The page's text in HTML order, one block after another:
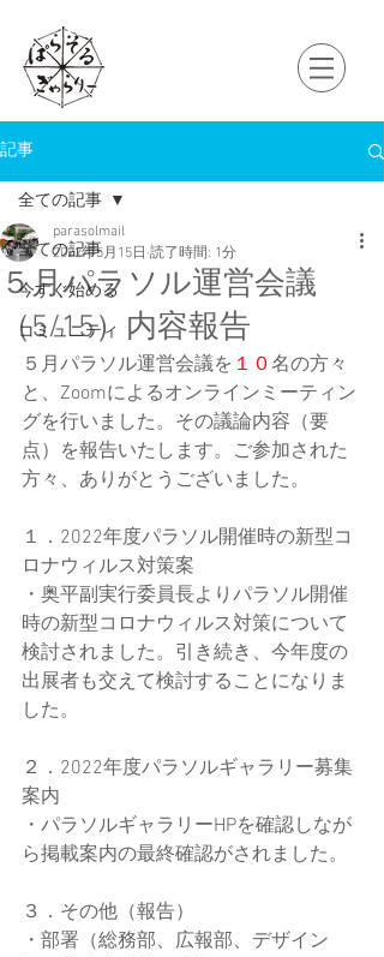
記事
全ての記事
今すぐ始める
コミュニティ
全ての記事
５月パラソル運営会議
（5/15）内容報告
parasolmail
2022年5月15日 読了時間: 1分
５月パラソル運営会議を １０名の方々
と、Zoomによるオンラインミーティン
グを行いました。その議論内容（要
点）を報告いたします。ご参加された
方々、ありがとうございました。
１．2022年度パラソル開催時の新型コ
ロナウィルス対策案
・奥平副実行委員長よりパラソル開催
時の新型コロナウィルス対策について
検討されました。引き続き、今年度の
出展者も交えて検討することになりま
した。
２．2022年度パラソルギャラリー募集
案内
・パラソルギャラリーHPを確認しなが
ら掲載案内の最終確認がされました。
３．その他（報告）
・部署（総務部、広報部、デザイン